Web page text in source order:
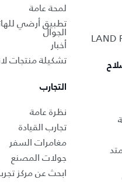
لمحة عامة
تطبيق أرضي
الجوال
أخبار
تشكيلة منتجات
التجارب
نظرة عامة
تجارب القيادة
مغامرات السفر
جولات المصنع
ابحث عن مركز